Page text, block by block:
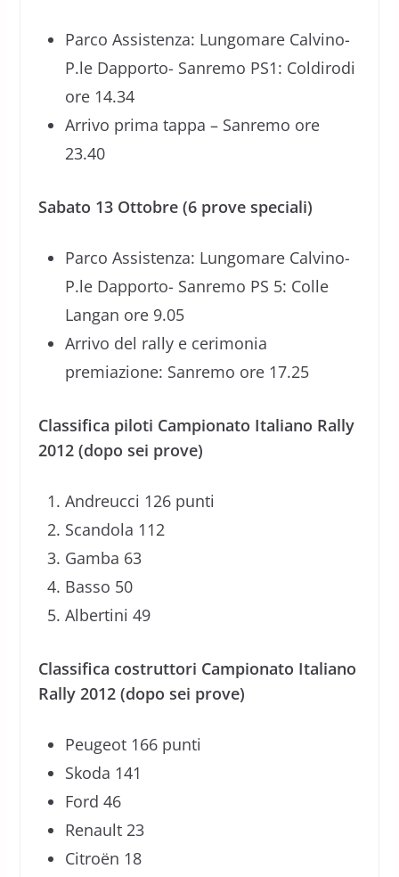
Parco Assistenza: Lungomare Calvino-
P.le Dapporto- Sanremo PS1: Coldirodi
ore 14.34
Arrivo prima tappa – Sanremo ore
23.40
Sabato 13 Ottobre (6 prove speciali)
Parco Assistenza: Lungomare Calvino-
P.le Dapporto- Sanremo PS 5: Colle
Langan ore 9.05
Arrivo del rally e cerimonia
premiazione: Sanremo ore 17.25
Classifica piloti Campionato Italiano Rally
2012 (dopo sei prove)
Andreucci 126 punti
Scandola 112
Gamba 63
Basso 50
Albertini 49
Classifica costruttori Campionato Italiano
Rally 2012 (dopo sei prove)
Peugeot 166 punti
Skoda 141
Ford 46
Renault 23
Citroën 18